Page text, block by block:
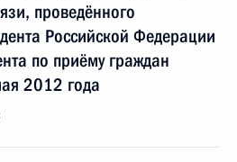
проведённого
Российской Федерации
по приёму граждан
2012 года